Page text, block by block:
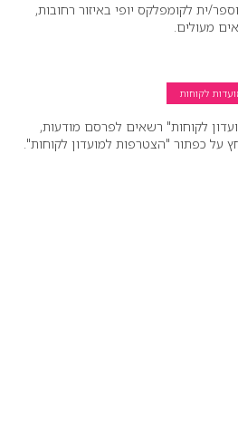
ית לקומפלקס יופי באיזור רחובות,
מעולים.
לקוחות
לקוחות" רשאים לפרסם מודעות,
על כפתור "הצטרפות למועדון לקוחות".